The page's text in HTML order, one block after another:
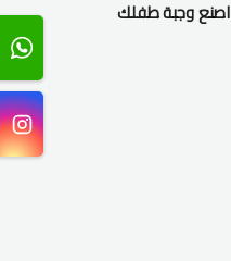
اصنع وجبة طفلك